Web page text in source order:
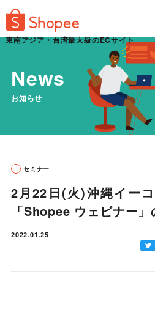
東南アジア・台湾最大級のECサイト
News
お知らせ
セミナー
2月22日(火)沖縄イー
「Shopee ウェビナー
2022.01.25